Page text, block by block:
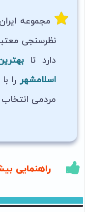
مجموعه
نظرسنجی
دارد تا
اسلامشهررا
مردمی انتخاب
راهنمایی